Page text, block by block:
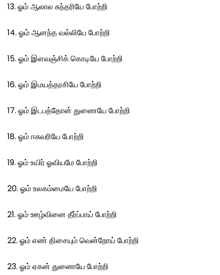
13. ஓம் ஆலால சுந்தரியே போற்றி
14. ஓம் ஆனந்த வல்லியே போற்றி
15. ஓம் இளவஞ்சிக் கொடியே போற்றி
16. ஓம் இமயத்தரசியே போற்றி
17. ஓம் இடபத்தோன் துணையே போற்றி
18. ஓம் ஈசுவரியே போற்றி
19. ஓம் உயிர் ஓவியமே போற்றி
20. ஓம் உலகம்மையே போற்றி
21. ஓம் ஊழ்வினை தீர்ப்பாய் போற்றி
22. ஓம் எண் திசையும் வென்றோய் போற்றி
23. ஓம் ஏகன் துணையே போற்றி